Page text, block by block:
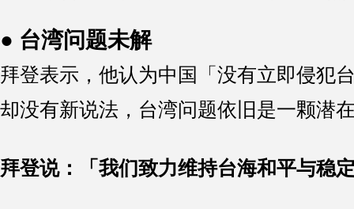
● 台湾问题未解
拜登表示，他认为中国「没有立即侵犯
却没有新说法，台湾问题依旧是一颗潜
拜登说：「我们致力维持台海和平与稳